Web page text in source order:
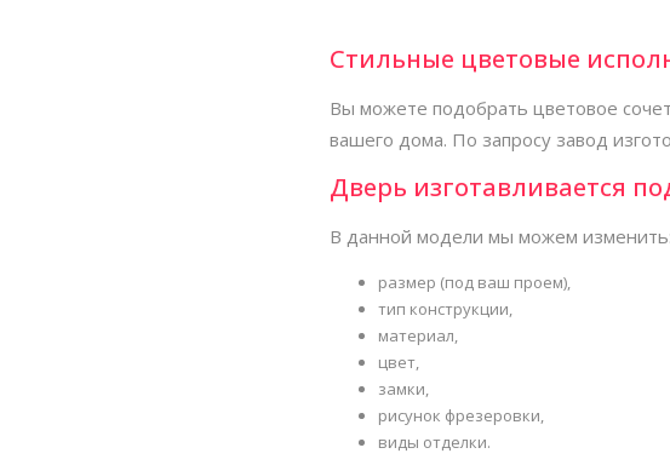
Стильные цветовые
Вы можете подобрать цветовое
вашего дома. По запросу завод
Дверь изготавливается
В данной модели мы можем изменить:
размер (под ваш проем),
тип конструкции,
материал,
цвет,
замки,
рисунок фрезеровки,
виды отделки.